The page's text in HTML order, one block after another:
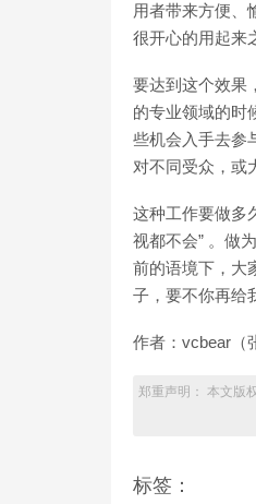
用者带来方便、
很开心的用起来
要达到这个效果
的专业领域的时
些机会入手去参
对不同受众，或
这种工作要做多
视都不会” 。做
前的语境下，大
子，要不你再给
作者：vcbear（
郑重声明： 本文版
标签：